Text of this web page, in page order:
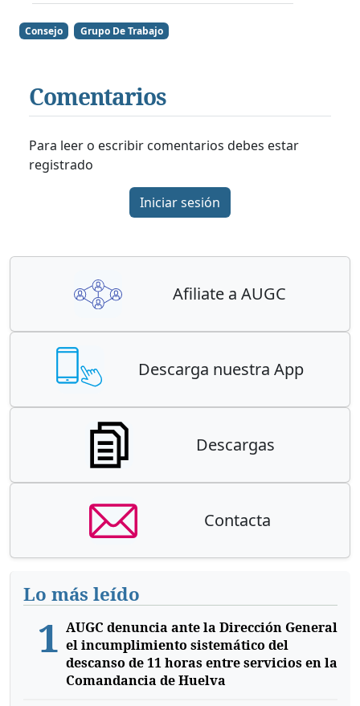
Consejo Grupo De Trabajo
Comentarios
Para leer o escribir comentarios debes estar
registrado
Iniciar sesión
Afiliate a AUGC
Descarga nuestra App
Descargas
Contacta
Lo más leído
1 AUGC denuncia ante la Dirección General
el incumplimiento sistemático del
descanso de 11 horas entre servicios en la
Comandancia de Huelva